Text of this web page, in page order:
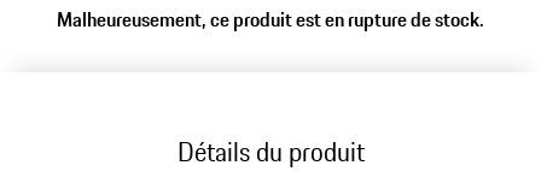
Malheureusement, ce produit est en rupture de stock.
Détails du produit